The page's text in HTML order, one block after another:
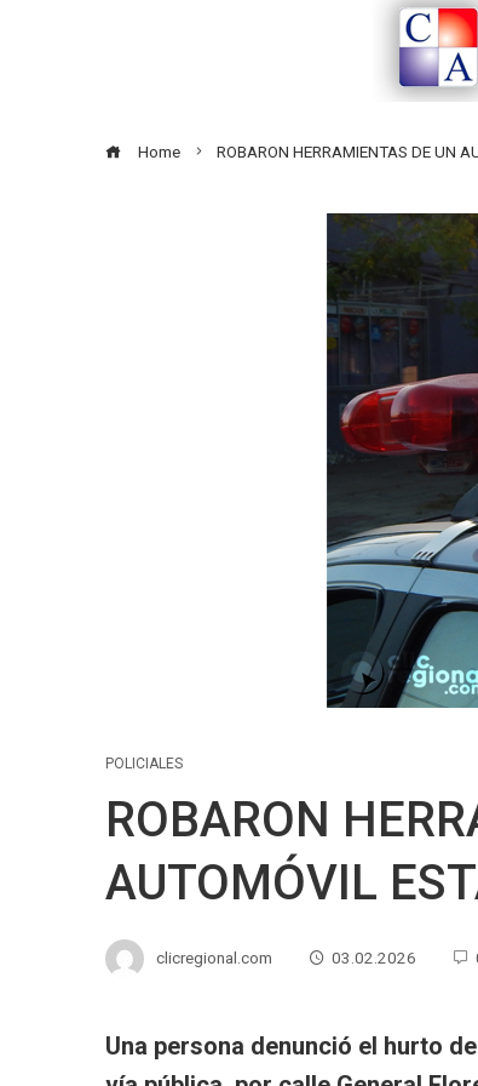
Home ROBARON HERRAMIENTAS DE UN
POLICIALES
ROBARON
AUTOMÓVIL
clicregional.com 03.02.2026
Una persona denunció el hurto